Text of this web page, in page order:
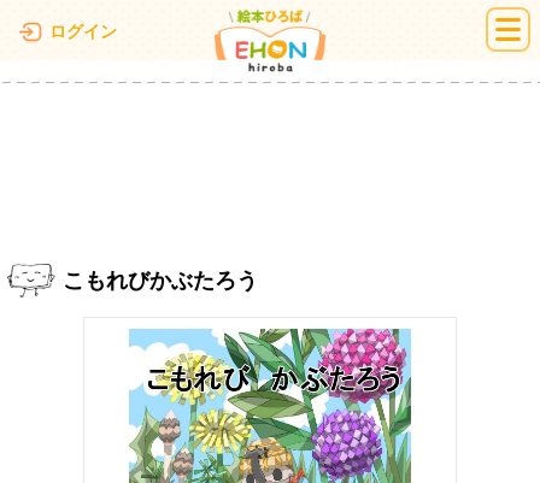
ログイン 絵本ひろば
こもれびかぶたろう